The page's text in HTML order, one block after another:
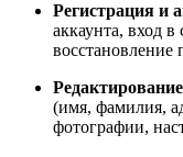
Регистрация и
аккаунта, вход
восстановление
(имя, фамилия,
фотографии,